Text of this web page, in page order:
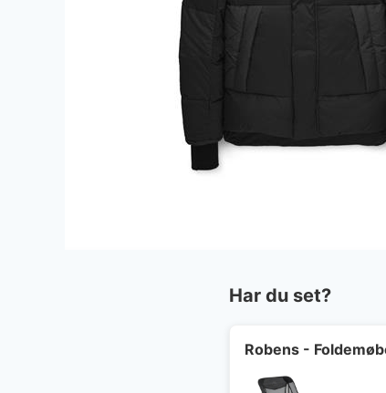
Har du set?
Robens -